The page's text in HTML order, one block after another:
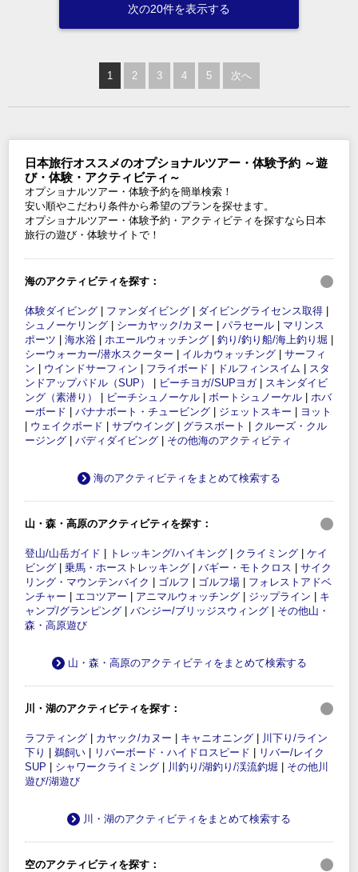
次の20件を表示する
1 2 3 4 5 次へ
日本旅行オススメのオプショナルツアー・体験予約 ～遊
び・体験・アクティビティ～
オプショナルツアー・体験予約を簡単検索！
安い順やこだわり条件から希望のプランを探せます。
オプショナルツアー・体験予約・アクティビティを探すなら日本
旅行の遊び・体験サイトで！
海のアクティビティを探す：
体験ダイビング ファンダイビング ダイビングライセンス取得
シュノーケリング
シーカヤック/カヌー パラセール
マリンス
ポーツ
海水浴 ホエールウォッチング 釣り/釣り船/海上釣り堀
シーウォーカー/潜水スクーター
イルカウォッチング
サーフィ
ン
ウインドサーフィン フライボード ドルフィンスイム
スタ
ンドアップパドル（SUP）
ビーチヨガ/SUPヨガ| スキンダイビ
ング（素潜り）
ビーチシュノーケル ボートシュノーケル
ホバ
ーボード
バナナボート・チュービング ジェットスキー
ヨット
ウェイクボード サブウイング グラスボート
クルーズ・クル
ージング
バディダイビング その他海のアクティビティ
海のアクティビティをまとめて検索する
山・森・高原のアクティビティを探す：
登山/山岳ガイド トレッキング/ハイキング クライミング
ケイ
ビング
乗馬・ホーストレッキング バギー・モトクロス
サイク
リング・マウンテンバイク
ゴルフ ゴルフ場
フォレストアドベ
ンチャー
エコツアー アニマルウォッチング ジップライン
キ
ャンプ/グランピング
バンジー/ブリッジスウィング
その他山・
森・高原遊び
山・森・高原のアクティビティをまとめて検索する
川・湖のアクティビティを探す：
ラフティング カヤック/カヌー キャニオニング
川下り/ライン
下り
鵜飼い リバーボード・ハイドロスピード
リバー/レイク
SUP
シャワークライミング 川釣り/湖釣り/渓流釣堀
その他川
遊び/湖遊び
川・湖のアクティビティをまとめて検索する
空のアクティビティを探す：